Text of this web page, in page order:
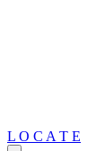
L O C A T E